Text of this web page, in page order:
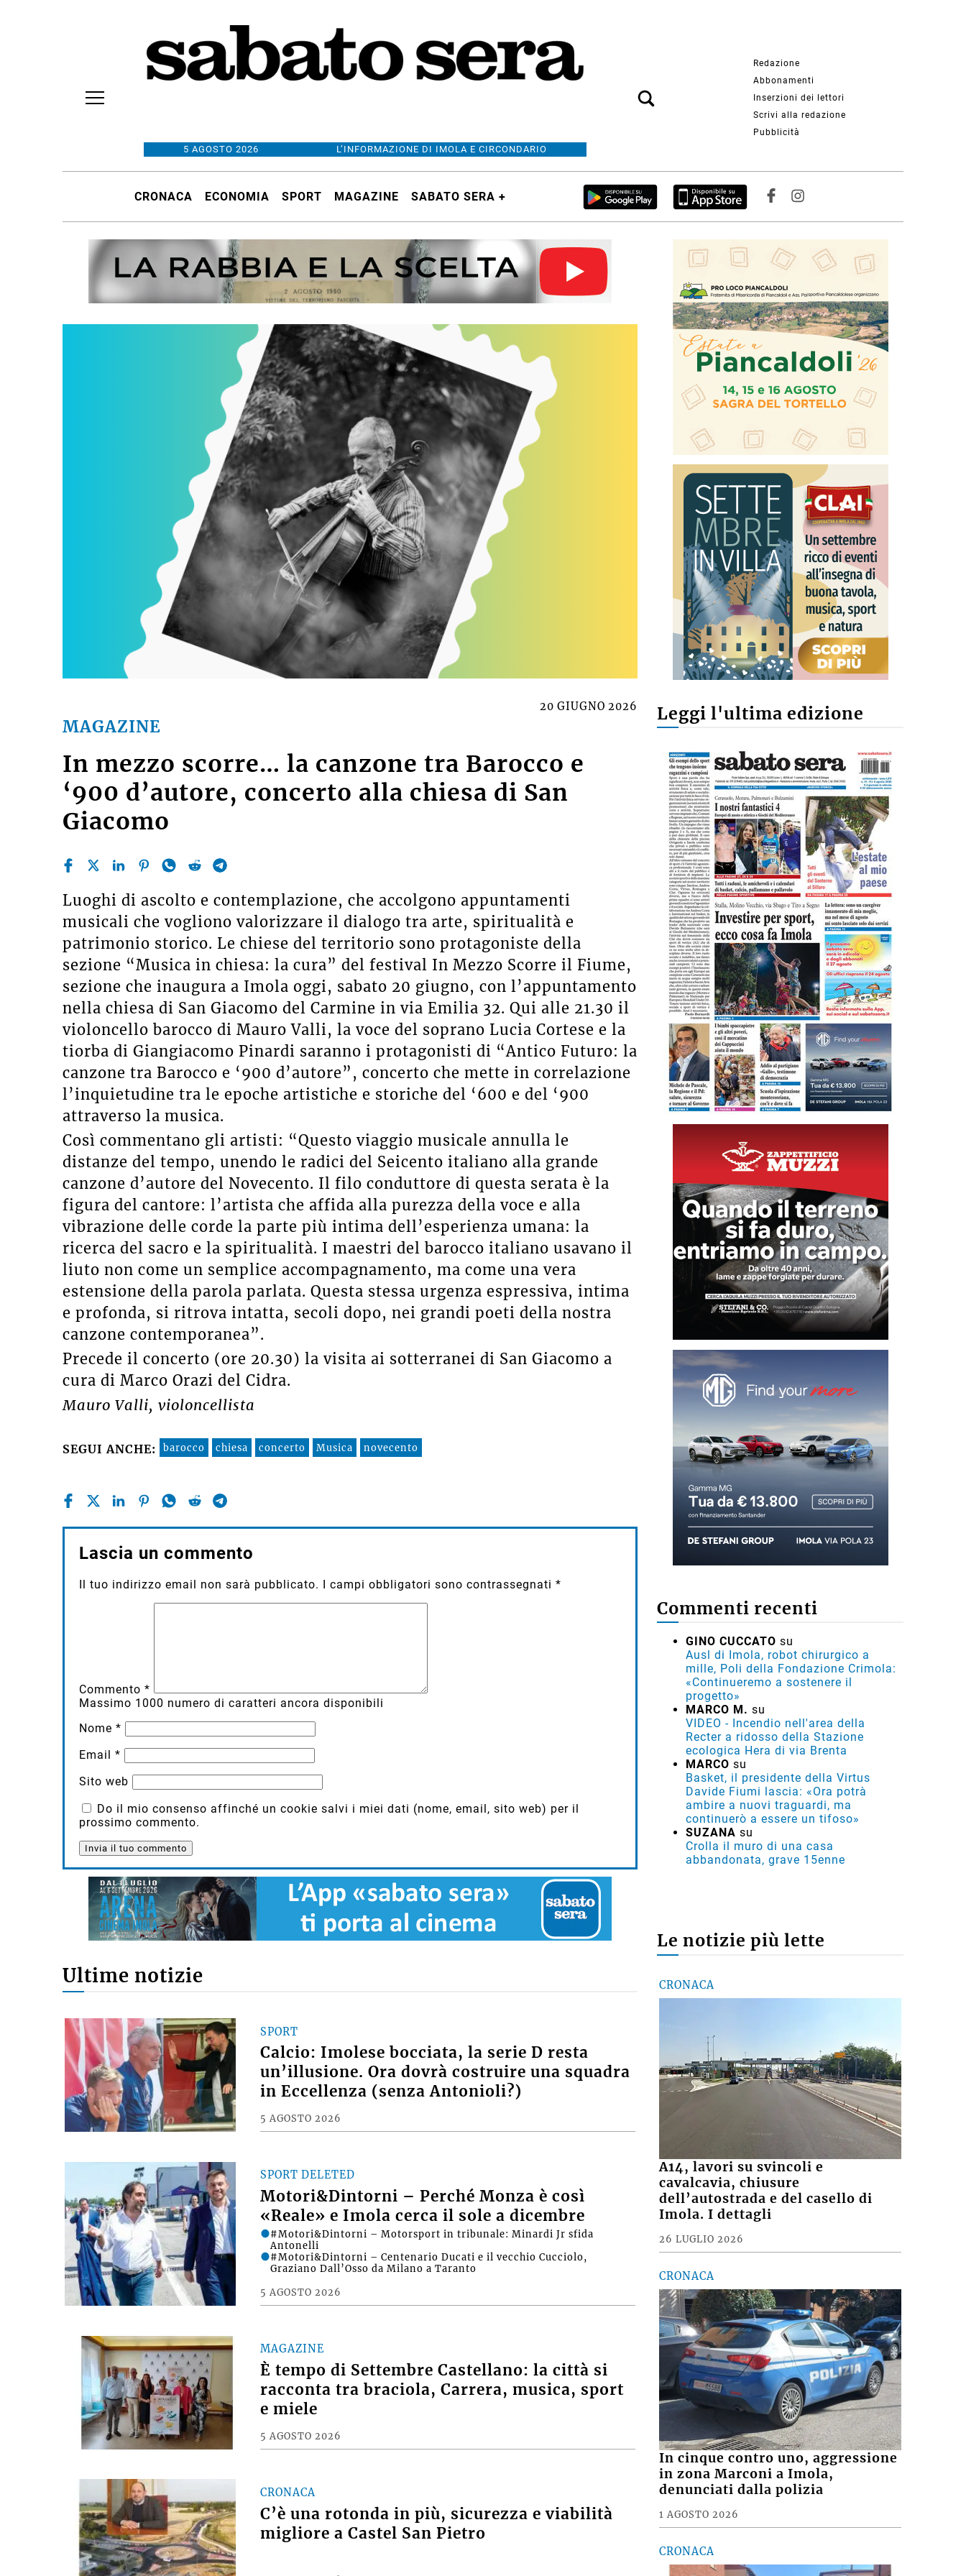
5 AGOSTO 2026 L’INFORMAZIONE DI IMOLA E CIRCONDARIO
Redazione
Abbonamenti
Inserzioni dei lettori
Scrivi alla redazione
Pubblicità
CRONACA ECONOMIA SPORT MAGAZINE SABATO SERA +
MAGAZINE
20 GIUGNO 2026
In mezzo scorre… la canzone tra Barocco e
‘900 d’autore, concerto alla chiesa di San
Giacomo
Luoghi di ascolto e contemplazione, che accolgono appuntamenti
musicali che vogliono valorizzare il dialogo tra arte, spiritualità e
patrimonio storico. Le chiese del territorio sono protagoniste della
sezione “Musica in chiesa: la cura” del festival In Mezzo Scorre il Fiume,
sezione che inaugura a Imola oggi, sabato 20 giugno, con l’appuntamento
nella chiesa di San Giacomo del Carmine in via Emilia 32. Qui alle 21.30 il
violoncello barocco di Mauro Valli, la voce del soprano Lucia Cortese e la
tiorba di Giangiacomo Pinardi saranno i protagonisti di “Antico Futuro: la
canzone tra Barocco e ‘900 d’autore”, concerto che mette in correlazione
l’inquietudine tra le epoche artistiche e storiche del ‘600 e del ‘900
attraverso la musica.
Così commentano gli artisti: “Questo viaggio musicale annulla le
distanze del tempo, unendo le radici del Seicento italiano alla grande
canzone d’autore del Novecento. Il filo conduttore di questa serata è la
figura del cantore: l’artista che affida alla purezza della voce e alla
vibrazione delle corde la parte più intima dell’esperienza umana: la
ricerca del sacro e la spiritualità. I maestri del barocco italiano usavano il
liuto non come un semplice accompagnamento, ma come una vera
estensione della parola parlata. Questa stessa urgenza espressiva, intima
e profonda, si ritrova intatta, secoli dopo, nei grandi poeti della nostra
canzone contemporanea”.
Precede il concerto (ore 20.30) la visita ai sotterranei di San Giacomo a
cura di Marco Orazi del Cidra.
Mauro Valli, violoncellista
SEGUI ANCHE: barocco chiesa concerto Musica novecento
Lascia un commento
Il tuo indirizzo email non sarà pubblicato. I campi obbligatori sono contrassegnati *
Commento *
Massimo 1000 numero di caratteri ancora disponibili
Nome *
Email *
Sito web
Do il mio consenso affinché un cookie salvi i miei dati (nome, email, sito web) per il
prossimo commento.
Ultime notizie
SPORT
Calcio: Imolese bocciata, la serie D resta
un’illusione. Ora dovrà costruire una squadra
in Eccellenza (senza Antonioli?)
5 AGOSTO 2026
SPORT DELETED
Motori&Dintorni – Perché Monza è così
«Reale» e Imola cerca il sole a dicembre
5 AGOSTO 2026
#Motori&Dintorni – Motorsport in tribunale: Minardi Jr sfida
Antonelli
#Motori&Dintorni – Centenario Ducati e il vecchio Cucciolo,
Graziano Dall’Osso da Milano a Taranto
MAGAZINE
È tempo di Settembre Castellano: la città si
racconta tra braciola, Carrera, musica, sport
e miele
5 AGOSTO 2026
CRONACA
C’è una rotonda in più, sicurezza e viabilità
migliore a Castel San Pietro
Leggi l'ultima edizione
Commenti recenti
GINO CUCCATO su
Ausl di Imola, robot chirurgico a
mille, Poli della Fondazione Crimola:
«Continueremo a sostenere il
progetto»
MARCO M. su
VIDEO - Incendio nell'area della
Recter a ridosso della Stazione
ecologica Hera di via Brenta
MARCO su
Basket, il presidente della Virtus
Davide Fiumi lascia: «Ora potrà
ambire a nuovi traguardi, ma
continuerò a essere un tifoso»
SUZANA su
Crolla il muro di una casa
abbandonata, grave 15enne
Le notizie più lette
CRONACA
A14, lavori su svincoli e
cavalcavia, chiusure
dell’autostrada e del casello di
Imola. I dettagli
26 LUGLIO 2026
CRONACA
In cinque contro uno, aggressione
in zona Marconi a Imola,
denunciati dalla polizia
1 AGOSTO 2026
CRONACA